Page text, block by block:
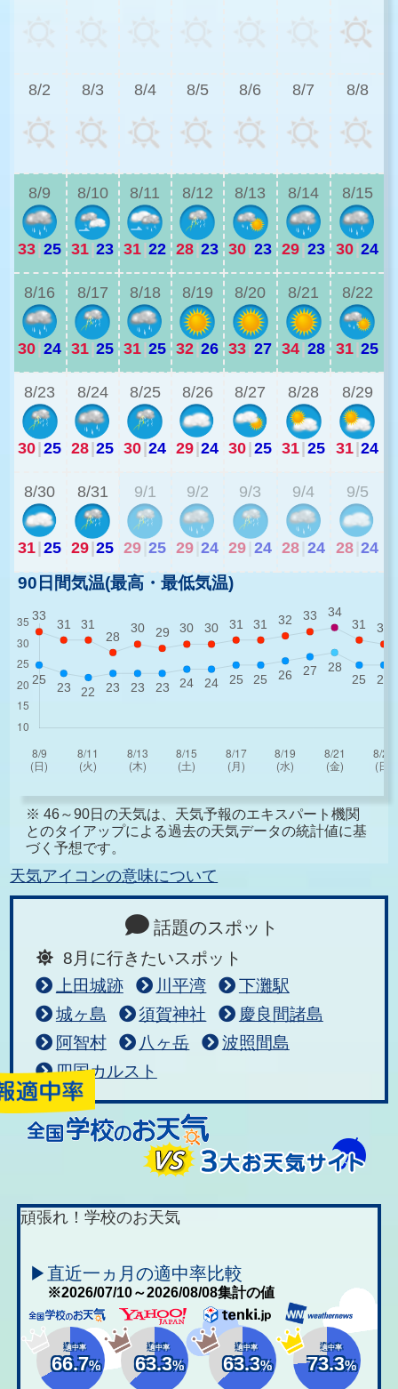
8/2 8/3 8/4 8/5 8/6 8/7 8/8
8/9
33|25
8/10
31|23
8/11
31|22
8/12
28|23
8/13
30|23
8/14
29|23
8/15
30|24
8/16
30|24
8/17
31|25
8/18
31|25
8/19
32|26
8/20
33|27
8/21
34|28
8/22
31|25
8/23
30|25
8/24
28|25
8/25
30|24
8/26
29|24
8/27
30|25
8/28
31|25
8/29
31|24
8/30
31|25
8/31
29|25
9/1
29 25
9/2
29 24
9/3
29 24
9/4
28 24
9/5
28 24
90日間気温(最高・最低気温)
※ 46～90日の天気は、天気予報のエキスパート機関
とのタイアップによる過去の天気データの統計値に基
づく予想です。
天気アイコンの意味について
話題のスポット
8月に行きたいスポット
上田城跡
川平湾
下灘駅
城ヶ島
須賀神社
慶良間諸島
阿智村
八ヶ岳
波照間島
四国カルスト
頑張れ！学校のお天気
▶直近一ヵ月の適中率比較
※2026/07/10～2026/08/08集計の値
適中率
66.7%
適中率
63.3%
適中率
63.3%
適中率
73.3%